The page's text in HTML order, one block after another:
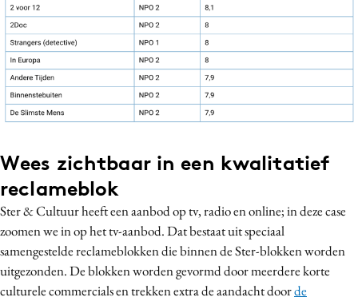
Wees zichtbaar in een kwalitatief
reclameblok
Ster & Cultuur heeft een aanbod op tv, radio en online; in deze case
zoomen we in op het tv-aanbod. Dat bestaat uit speciaal
samengestelde reclameblokken die binnen de Ster-blokken worden
uitgezonden. De blokken worden gevormd door meerdere korte
culturele commercials en trekken extrade aandacht doorde